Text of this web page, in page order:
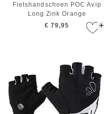
+
Fietshandschoen POC Avip
Long Zink Orange
€ 79,95